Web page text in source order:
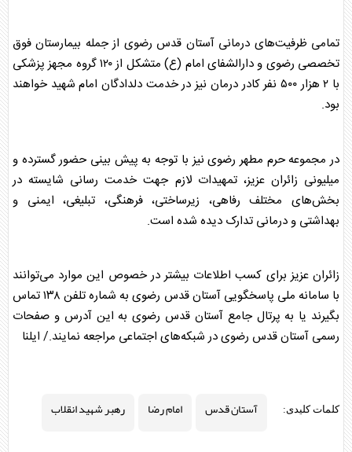
تمامی ظرفیت‌های درمانیآستان قدس رضوی از جمله بیمارستان فوق
تخصصی رضوی و دارالشفای امام (ع) متشکل از ۱۲۰ گروه مجهز پزشکی
با ۲ هزار ۵۰۰ نفر کادر درمان نیز در خدمت دلدادگان امام شهید خواهند
بود.
در مجموعه حرم مطهر رضوی نیز با توجه به پیش بینی حضور گسترده و
میلیونی زائران عزیز، تمهیدات لازم جهت خدمت رسانی شایسته در
بخش‌های مختلف رفاهی، زیرساختی، فرهنگی، تبلیغی، ایمنی و
بهداشتی و درمانی تدارک دیده شده است.
زائران عزیز برای کسب اطلاعات بیشتر در خصوص این موارد می‌توانند
با سامانه ملی پاسخگوییآستان قدس
رضوی به شماره تلفن ۱۳۸ تماس
بگیرند یا به پرتال جامعآستان قدس رضوی به این آدرس و صفحات
رسمی آستان قدس رضوی در شبکه‌های اجتماعی مراجعه نمایند./ ایلنا
کلمات کلیدی: آستان قدس امام رضا رهبر شهید انقلاب